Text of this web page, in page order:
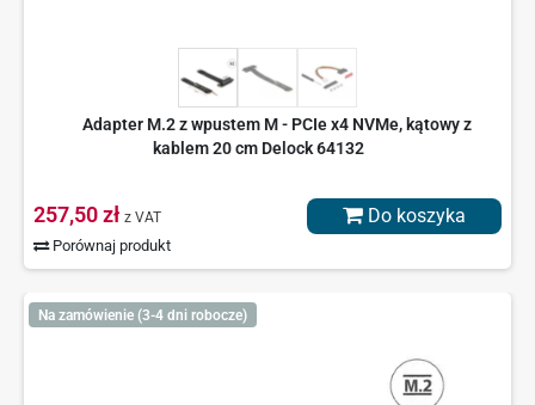
Adapter M.2 z wpustem M - PCIe x4 NVMe, kątowy z
kablem 20 cm Delock 64132
257,50 zł z VAT
Porównaj produkt
Do koszyka
Na zamówienie (3-4 dni robocze)